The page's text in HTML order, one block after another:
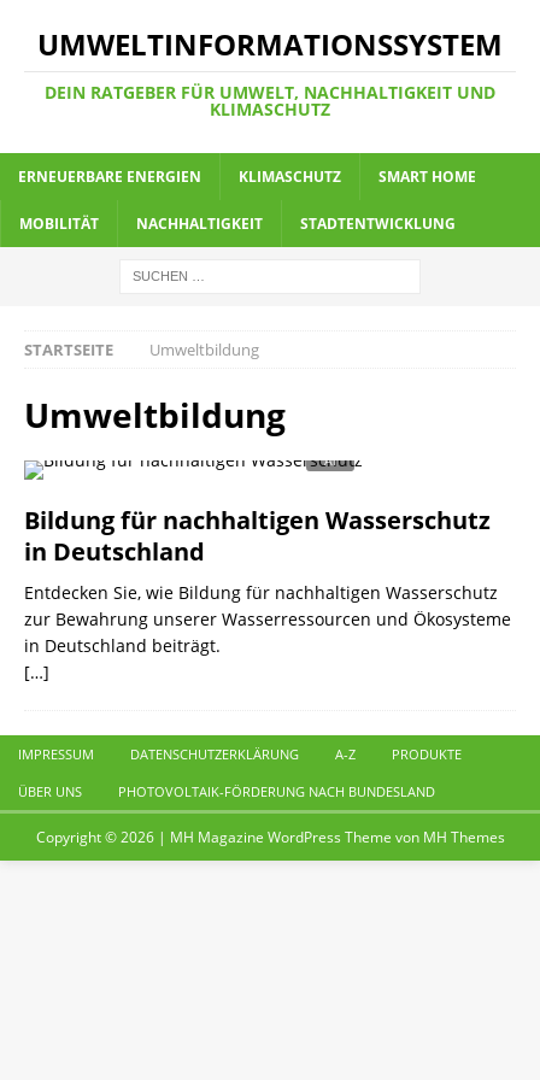
UMWELTINFORMATIONSSYSTEM
DEIN RATGEBER FÜR UMWELT, NACHHALTIGKEIT UND
KLIMASCHUTZ
ERNEUERBARE ENERGIEN KLIMASCHUTZ SMART HOME
MOBILITÄT NACHHALTIGKEIT STADTENTWICKLUNG
STARTSEITE Umweltbildung
Umweltbildung
Bildung für nachhaltigen Wasserschutz
in Deutschland
Entdecken Sie, wie Bildung für nachhaltigen Wasserschutz
zur Bewahrung unserer Wasserressourcen und Ökosysteme
in Deutschland beiträgt.
[…]
IMPRESSUM DATENSCHUTZERKLÄRUNG A-Z PRODUKTE
ÜBER UNS PHOTOVOLTAIK-FÖRDERUNG NACH BUNDESLAND
Copyright © 2026 | MH Magazine WordPress Theme von MH Themes